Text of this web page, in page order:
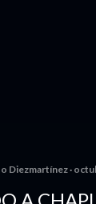
Diezmartínez